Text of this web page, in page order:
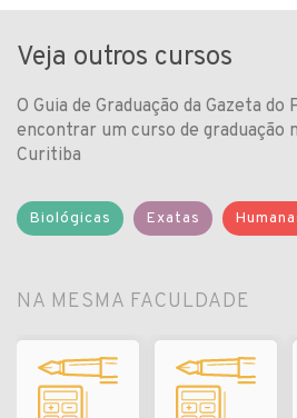
Veja outros cursos
O Guia de Graduação da Gazeta do
encontrar um curso de graduação
Curitiba
Biológicas Exatas
NA MESMA FACULDADE